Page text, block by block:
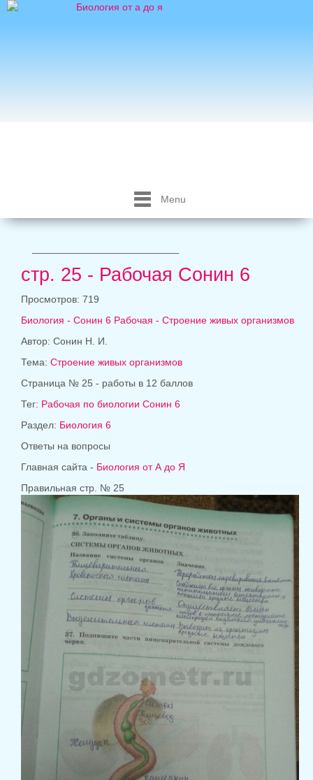
Menu
стр. 25 - Рабочая Сонин 6
Просмотров: 719
Биология - Сонин 6 Рабочая - Строение живых организмов
Автор: Сонин Н. И.
Тема: Строение живых организмов
Страница № 25 - работы в 12 баллов
Тег: Рабочая по биологии Сонин 6
Раздел: Биология 6
Ответы на вопросы
Главная сайта - Биология от А до Я
Правильная стр. № 25